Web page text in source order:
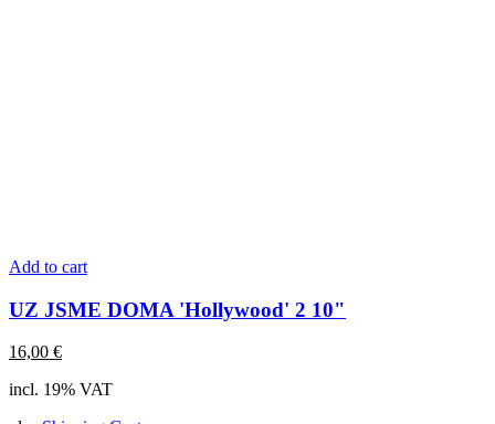
Add to cart
UZ JSME DOMA 'Hollywood' 2 10"
16,00 €
incl. 19% VAT